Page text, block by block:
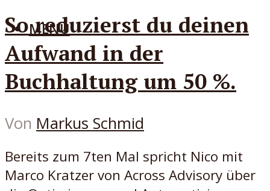
MENÜ
So reduzierst du deinen
Aufwand in der
Buchhaltung um 50 %.
Von Markus Schmid
Bereits zum 7ten Mal spricht Nico mit
Marco Kratzer von Across Advisory über